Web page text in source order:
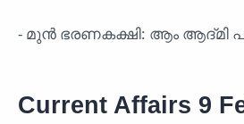
- മുൻ ഭരണകക്ഷി: ആം ആദ്മി
Current Affairs 9